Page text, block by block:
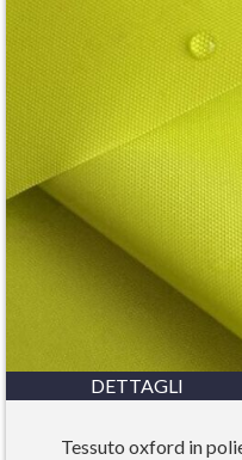
DETTAGLI
Tessuto oxford in